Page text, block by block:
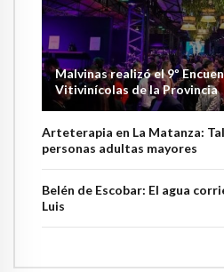
Malvinas realizó el 9º
Vitivinícolas de la Provincia
Arteterapia en La Matanza:
personas adultas mayores
Belén de Escobar: El agua
Luis